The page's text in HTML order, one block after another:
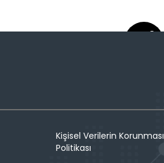
Kişisel Verilerin Korunması
Politikası